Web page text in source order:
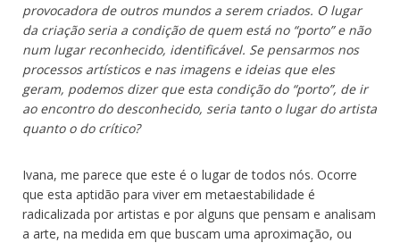
provocadora de outros mundos a serem criados. O lugar
da criação seria a condição de quem está no “porto” e não
num lugar reconhecido, identificável. Se pensarmos nos
processos artísticos e nas imagens e ideias que eles
geram, podemos dizer que esta condição do “porto”, de ir
ao encontro do desconhecido, seria tanto o lugar do artista
quanto o do crítico?
Ivana, me parece que este é o lugar de todos nós. Ocorre
que esta aptidão para viver em metaestabilidade é
radicalizada por artistas e por alguns que pensam e analisam
a arte, na medida em que buscam uma aproximação, ou